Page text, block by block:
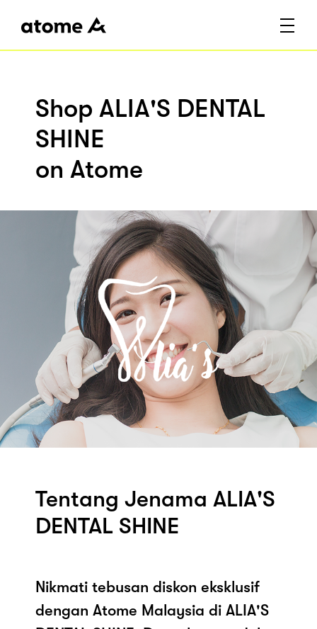
Shop ALIA'S DENTAL
SHINE
on Atome
Tentang Jenama ALIA'S
DENTAL SHINE
Nikmati tebusan diskon eksklusif
dengan Atome Malaysia di ALIA'S